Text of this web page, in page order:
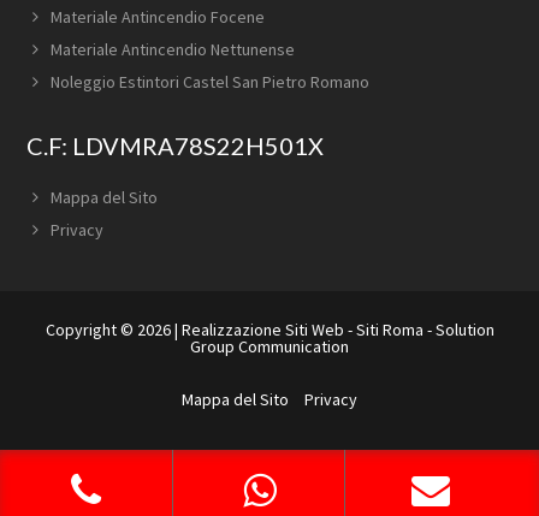
Materiale Antincendio Focene
Materiale Antincendio Nettunense
Noleggio Estintori Castel San Pietro Romano
C.F: LDVMRA78S22H501X
Mappa del Sito
Privacy
Copyright © 2026 | Realizzazione Siti Web -Siti Roma -Solution
Group Communication
Mappa del Sito Privacy